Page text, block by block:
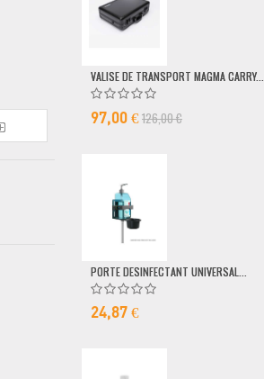
VALISE DE TRANSPORT MAGMA CARRY...
97,00 €126,00 €
PORTE DESINFECTANT UNIVERSAL...
24,87 €